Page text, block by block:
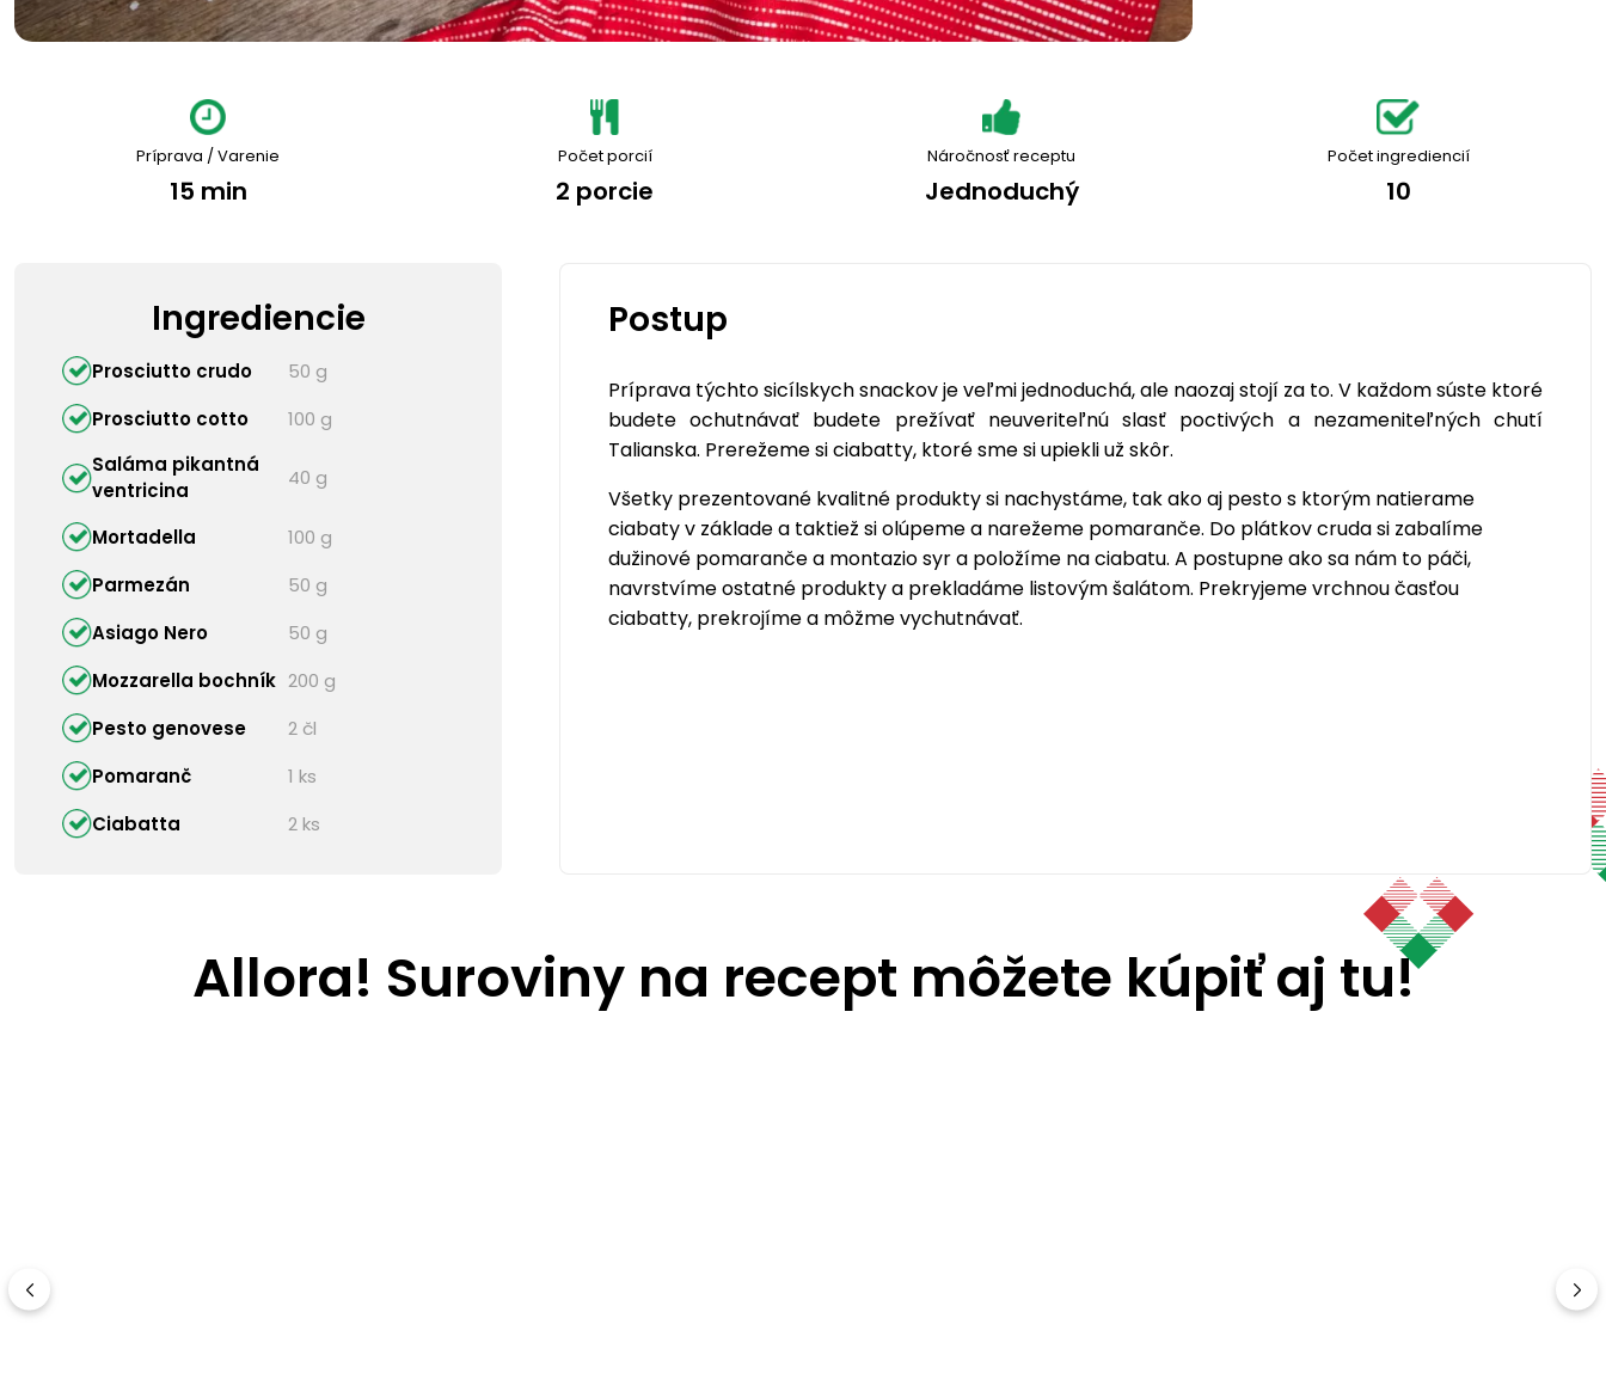
Príprava / Varenie
15 min
Počet porcií
2 porcie
Náročnosť receptu
Jednoduchý
Počet ingrediencií
10
Ingrediencie
Prosciutto crudo
50 g
Prosciutto cotto
100 g
Saláma pikantná
ventricina
40 g
Mortadella
100 g
Parmezán
50 g
Asiago Nero
50 g
Mozzarella bochník 200 g
Pesto genovese
2 čl
Pomaranč
1 ks
Ciabatta
2 ks
Postup
Príprava týchto sicílskych snackov je veľmi jednoduchá, ale naozaj stojí za to. V každom súste ktoré
budete ochutnávať budete prežívať neuveriteľnú slasť poctivých a nezameniteľných chutí
Talianska. Prerežeme si ciabatty, ktoré sme si upiekli už skôr.
Všetky prezentované kvalitné produkty si nachystáme, tak ako aj pesto s ktorým natierame
ciabaty v základe a taktiež si olúpeme a narežeme pomaranče. Do plátkov cruda si zabalíme
dužinové pomaranče a montazio syr a položíme na ciabatu. A postupne ako sa nám to páči,
navrstvíme ostatné produkty a prekladáme listovým šalátom. Prekryjeme vrchnou časťou
ciabatty, prekrojíme a môžme vychutnávať.
Allora! Suroviny na recept môžete kúpiť aj tu!